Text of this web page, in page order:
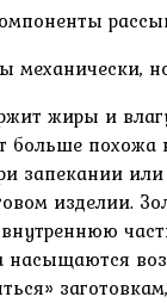
механически,
жиры и
больше
запекании
изделии.